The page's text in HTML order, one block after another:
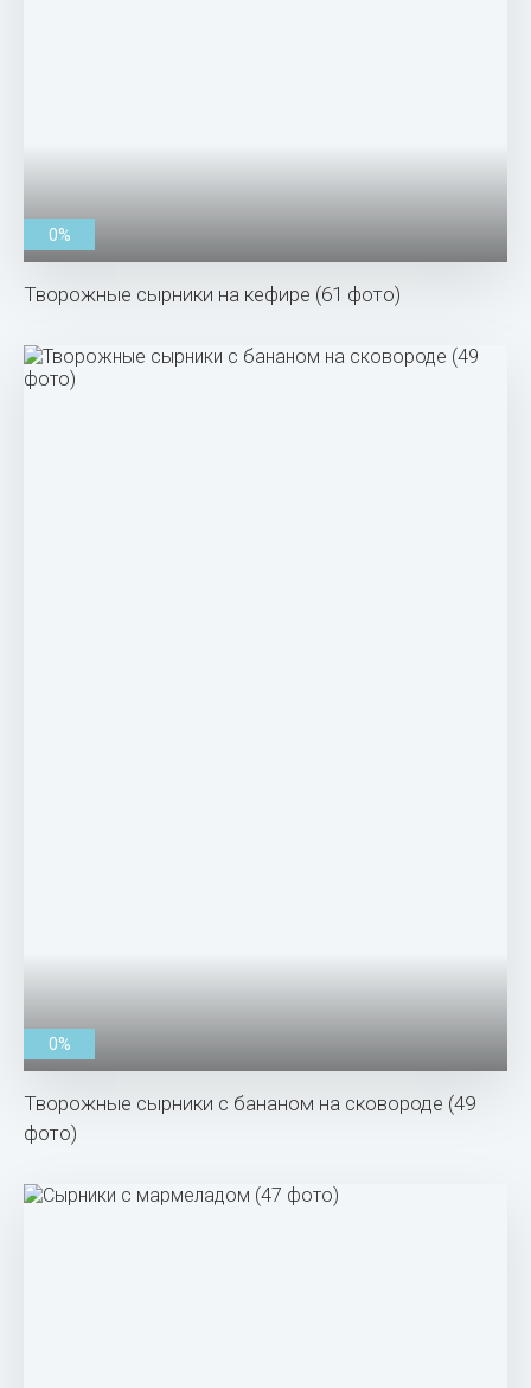
0%
Творожные сырники на кефире (61 фото)
0%
Творожные сырники с бананом на сковороде (49
фото)